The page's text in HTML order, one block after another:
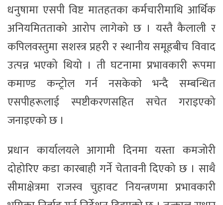
धनुषामा एसपी विष्ट मातहतका कर्मचारीमाथि आर्थिक
अनियमितताको आरोप लागेको छ । यस्तै कैलाली र
कपिलवस्तुमा सशस्त्र प्रहरी र स्थानीय समूहबीच विवाद
उत्पन्न भएको थियो । ती घटनामा प्रभावकारी रूपमा
कमाण्ड कन्ट्रोल गर्न नसकेको भन्दै सम्बन्धित
एसपीहरूलाई स्पष्टीकरणसहित सचेत गराइएको
जनाइएको छ ।
प्रधान कार्यालयले आगामी दिनमा यस्ता कमजोरी
दोहोरिए कडा कारबाही गर्ने चेतावनी दिएको छ । साथै
सीमाक्षेत्रमा राजस्व चुहावट नियन्त्रणमा प्रभावकारी